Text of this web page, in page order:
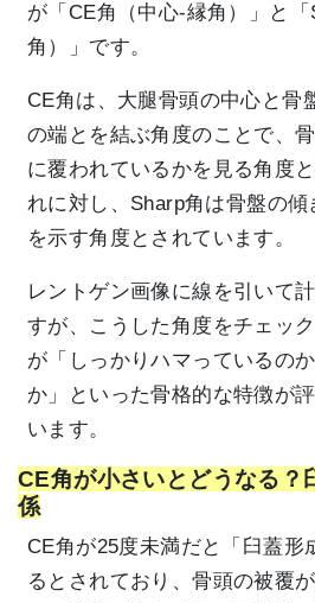
が「CE角（中心-縁角）」と
角）」です。
CE角は、大腿骨頭の中心と骨
の端とを結ぶ角度のことで、
に覆われているかを見る角度
れに対し、Sharp角は骨盤の
を示す角度とされています。
レントゲン画像に線を引いて
すが、こうした角度をチェッ
が「しっかりハマっているの
か」といった骨格的な特徴が
います。
CE角が小さいとどうなる？
係
CE角が25度未満だと「臼蓋形
るとされており、骨頭の被覆